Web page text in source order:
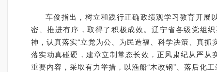
车俊指出，树立和践行正确政绩观学习教育开
密、推进有序，取得了积极成效。辽宁省各级党组
神，认真落实“立党为公、为民造福、科学决策、真
落实动真碰硬，建章立制常态长效，正风肃纪从严
重要内容，采取有力举措，以渔船“木改钢”、落后化